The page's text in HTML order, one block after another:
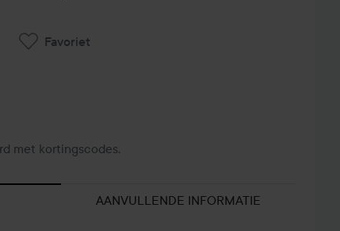
Favoriet
met kortingscodes.
AANVULLENDE INFORMATIE